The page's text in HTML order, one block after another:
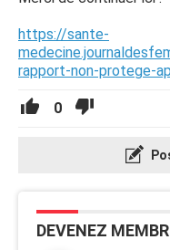
https://sante-
rapport-non-protege-
0
DEVENEZ